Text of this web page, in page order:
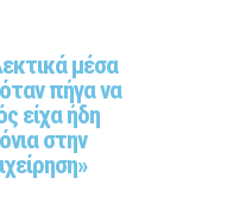
μέσα
πήγα να
είχα ήδη
στην